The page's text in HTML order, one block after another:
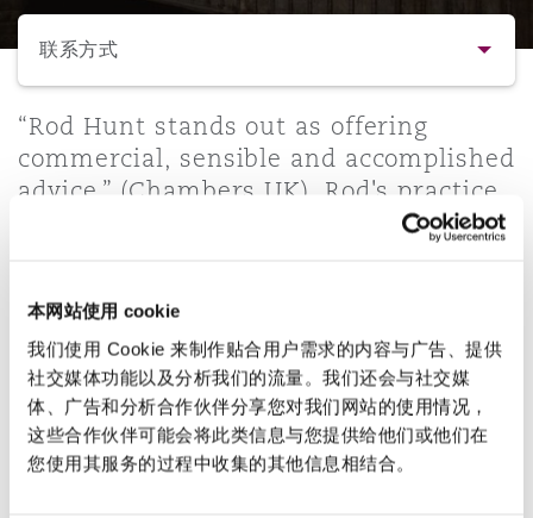
本网站使用 cookie
我们使用 Cookie 来制作贴合用户需求的内容与广告、提供
社交媒体功能以及分析我们的流量。我们还会与社交媒
体、广告和分析合作伙伴分享您对我们网站的使用情况，
这些合作伙伴可能会将此类信息与您提供给他们或他们在
您使用其服务的过程中收集的其他信息相结合。
Insurance Coverage
Non-Contentious
Regulatory
技术、外包与数据
Financial Institutions,
Officers
Insurance Coverage
管法规与调查
Safety, Security, Health &
尔本
德里 – 联营办公室
海
加坡
萨斯城
阿密
特利尔
塞尔多夫
尔福德
堡
联系方式
联系方式
简介与经验
法律解析
“Rod Hunt stands out as offering
commercial, sensible and accomplished
advice.” (Chambers UK). Rod's practice
has a focus on corporate crime,
investigation and prosecution by
regulators in the UK.
直线
+44 (0) 161 240 2610